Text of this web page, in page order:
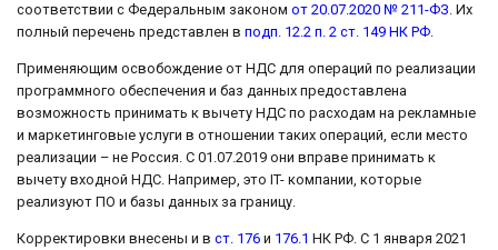
соответствии с Федеральным законом от 20.07.2020 № 211-ФЗ. Их
полный перечень представлен в подп. 12.2 п. 2 ст. 149 НК РФ.
Применяющим освобождение от НДС для операций по реализации
программного обеспечения и баз данных предоставлена
возможность принимать к вычету НДС по расходам на рекламные
и маркетинговые услуги в отношении таких операций, если место
реализации – не Россия. С 01.07.2019 они вправе принимать к
вычету входной НДС. Например, это IT- компании, которые
реализуют ПО и базы данных за границу.
Корректировки внесены и в ст. 176 и 176.1 НК РФ. С 1 января 2021